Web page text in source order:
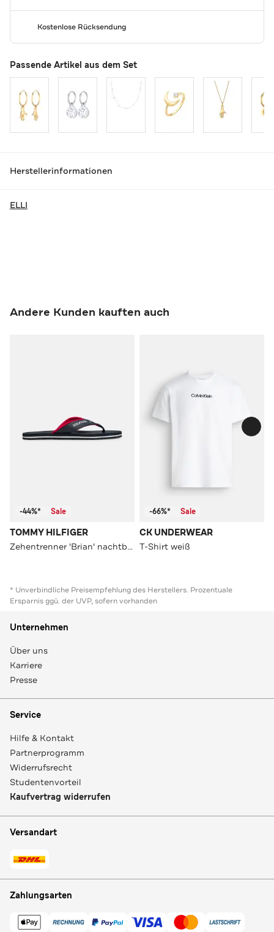
Kostenlose Rücksendung
Passende Artikel aus dem Set
Herstellerinformationen
ELLI
Andere Kunden kauften auch
-44%* Sale
TOMMY HILFIGER
Zehentrenner 'Brian' nachtblau
-66%* Sale
CK UNDERWEAR
T-Shirt weiß
* Unverbindliche Preisempfehlung des Herstellers. Prozentuale
Ersparnis ggü. der UVP, sofern vorhanden
Unternehmen
Über uns
Karriere
Presse
Service
Hilfe & Kontakt
Partnerprogramm
Widerrufsrecht
Studentenvorteil
Kaufvertrag widerrufen
Versandart
Zahlungsarten